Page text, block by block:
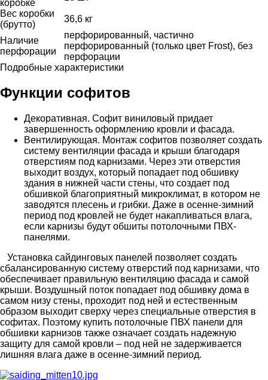
коробке
Вес коробки
(брутто)
36,6 кг
Наличие
перфорации
перфорированный, частично
перфорированный (только цвет Frost), без
перфорации
Подробные характеристики
Функции софитов
Декоративная. Софит виниловый придает
завершенность оформлению кровли и фасада.
Вентилирующая. Монтаж софитов позволяет создать
систему вентиляции фасада и крыши благодаря
отверстиям под карнизами. Через эти отверстия
выходит воздух, который попадает под обшивку
здания в нижней части стены, что создает под
обшивкой благоприятный микроклимат, в котором не
заводятся плесень и грибки. Даже в осенне-зимний
период под кровлей не будет накапливаться влага,
если карнизы будут обшиты потолочными ПВХ-
панелями.
Установка сайдинговых панелей позволяет создать
сбалансированную систему отверстий под карнизами, что
обеспечивает правильную вентиляцию фасада и самой
крыши. Воздушный поток попадает под обшивку дома в
самом низу стены, проходит под ней и естественным
образом выходит сверху через специальные отверстия в
софитах. Поэтому купить потолочные ПВХ панели для
обшивки карнизов также означает создать надежную
защиту для самой кровли – под ней не задерживается
лишняя влага даже в осенне-зимний период.